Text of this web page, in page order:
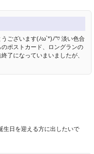
ございます(ﾉω`*)ﾉ"♡ 淡い色合
ポストカード、ロングランの
了になっていまいましたが、
生日を迎える方に出したいで